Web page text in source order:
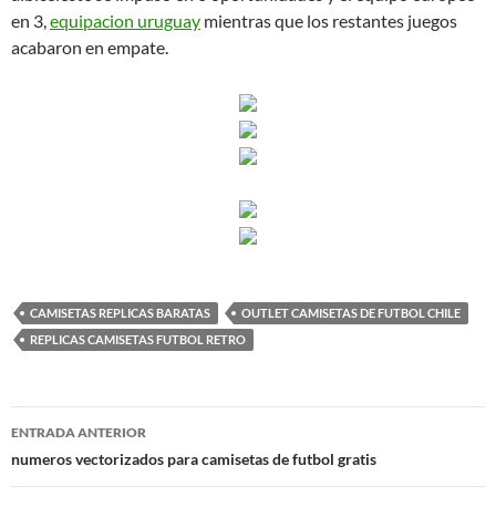
en 3,equipacion uruguay mientras que los restantes juegos
acabaron en empate.
CAMISETAS REPLICAS BARATAS
OUTLET CAMISETAS DE FUTBOL CHILE
REPLICAS CAMISETAS FUTBOL RETRO
Navegación
de
ENTRADA ANTERIOR
numeros vectorizados para camisetas de futbol gratis